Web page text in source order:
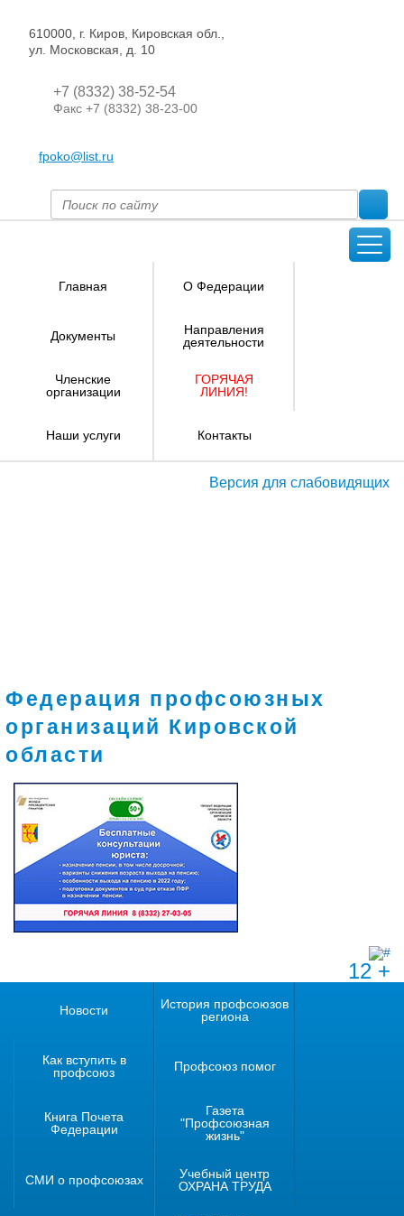
610000, г. Киров, Кировская обл.,
ул. Московская, д. 10
+7 (8332) 38-52-54
Факс +7 (8332) 38-23-00
fpoko@list.ru
Главная О Федерации
Документы
Направления
деятельности
Членские
организации
ГОРЯЧАЯ
ЛИНИЯ!
Наши услуги Контакты
Версия для слабовидящих
Федерация профсоюзных
организаций Кировской
области
12 +
Новости
История профсоюзов
региона
Как вступить в
профсоюз
Профсоюз помог
Книга Почета
Федерации
Газета
"Профсоюзная
жизнь"
СМИ о профсоюзах
Учебный центр
ОХРАНА ТРУДА